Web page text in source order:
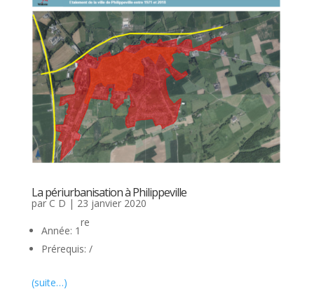
La périurbanisation à Philippeville
par C D | 23 janvier 2020
Année: 1
re
Prérequis: /
(suite…)